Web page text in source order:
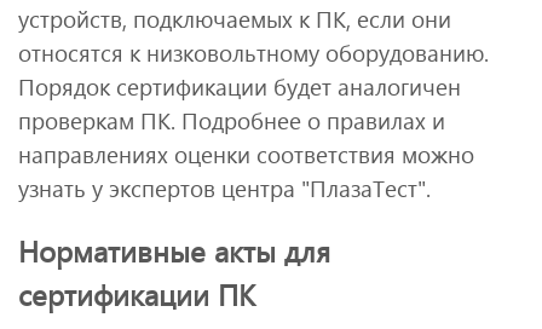
устройств, подключаемых к ПК, если они
относятся к низковольтному оборудованию.
Порядок сертификации будет аналогичен
проверкам ПК. Подробнее о правилах и
направлениях оценки соответствия можно
узнать у экспертов центра "ПлазаТест".
Нормативные акты для
сертификации ПК